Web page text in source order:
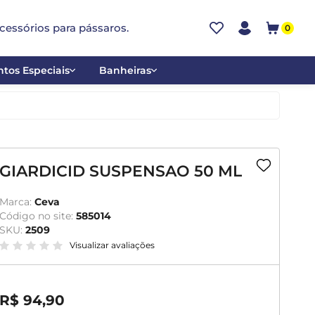
para pássaros. 0
Especiais Banheiras
Plástica
GIARDICID SUSPENSAO 50 ML
Marca: Ceva
Código no site: 585014
SKU: 2509
Visualizar avaliações
R$ 94,90